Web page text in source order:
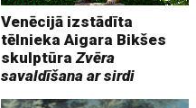
Venēcijā izstādīta
tēlnieka Aigara Bikšes
skulptūraZvēra
savaldīšana ar sirdi